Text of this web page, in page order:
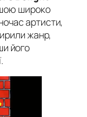
широко
артисти,
жанр,
його